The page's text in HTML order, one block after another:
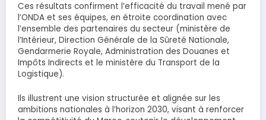
Ces résultats confirment l’efficacité du travail mené par
l’ONDA et ses équipes, en étroite coordination avec
l’ensemble des partenaires du secteur (ministère de
l’Intérieur, Direction Générale de la Sûreté Nationale,
Gendarmerie Royale, Administration des Douanes et
Impôts Indirects et le ministère du Transport de la
Logistique).
Ils illustrent une vision structurée et alignée sur les
ambitions nationales à l’horizon 2030, visant à renforcer